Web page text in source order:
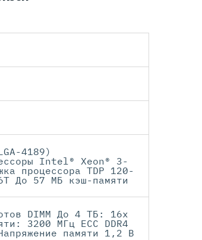
4189)
Intel® Xeon® 3-
процессора TDP 120-
До 57 МБ кэш-памяти
DIMM До 4 ТБ: 16x
3200 МГц ECC DDR4
Напряжение памяти 1,2 В